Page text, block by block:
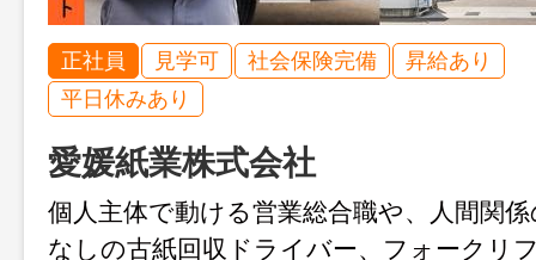
正社員 見学可 社会保険完備
昇給あり
平日休みあり
愛媛紙業株式会社
個人主体で動ける営業総合職や、人間関
なしの古紙回収ドライバー、フォークリ